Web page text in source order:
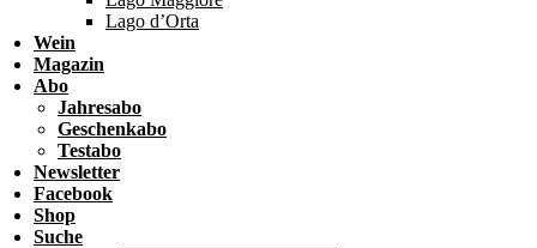
Lago d’Orta
Wein
Magazin
Abo
Jahresabo
Geschenkabo
Testabo
Newsletter
Facebook
Shop
Suche